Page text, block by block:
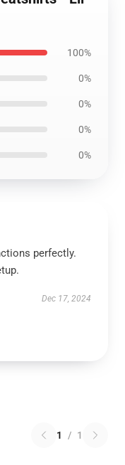
100%
0%
0%
0%
0%
perfectly.
Dec 17, 2024
1 / 1